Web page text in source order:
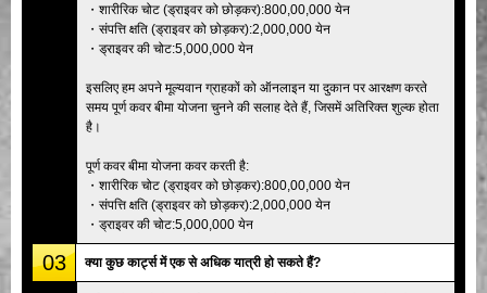
・शारीरिक चोट (ड्राइवर को छोड़कर):800,00,000 येन
・संपत्ति क्षति (ड्राइवर को छोड़कर):2,000,000 येन
・ड्राइवर की चोट:5,000,000 येन
इसलिए हम अपने मूल्यवान ग्राहकों को ऑनलाइन या दुकान पर आरक्षण करते
समय पूर्ण कवर बीमा योजना चुनने की सलाह देते हैं, जिसमें अतिरिक्त शुल्क होता
है।
पूर्ण कवर बीमा योजना कवर करती है:
・शारीरिक चोट (ड्राइवर को छोड़कर):800,00,000 येन
・संपत्ति क्षति (ड्राइवर को छोड़कर):2,000,000 येन
・ड्राइवर की चोट:5,000,000 येन
03 क्या कुछ कार्ट्स में एक से अधिक यात्री हो सकते हैं?